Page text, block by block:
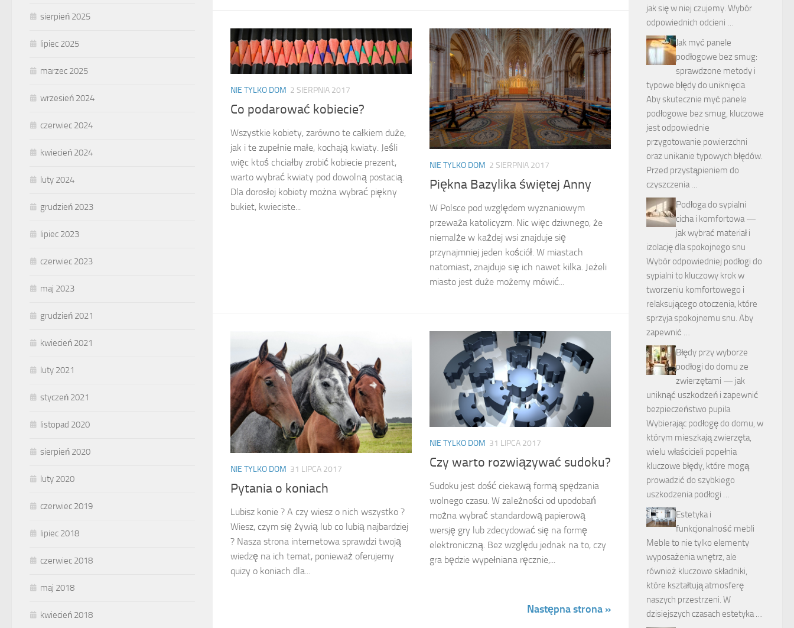
NIE TYLKO DOM 2 SIERPNIA 2017
Co podarować kobiecie?
Wszystkie kobiety, zarówno te całkiem duże,
jak i te zupełnie małe, kochają kwiaty. Jeśli
więc ktoś chciałby zrobić kobiecie prezent,
warto wybrać kwiaty pod dowolną postacią.
Dla dorosłej kobiety można wybrać piękny
bukiet, kwieciste...
NIE TYLKO DOM 2 SIERPNIA 2017
Piękna Bazylika świętej Anny
W Polsce pod względem wyznaniowym
przeważa katolicyzm. Nic więc dziwnego, że
niemalże w każdej wsi znajduje się
przynajmniej jeden kościół. W miastach
natomiast, znajduje się ich nawet kilka. Jeżeli
miasto jest duże możemy mówić...
NIE TYLKO DOM 31 LIPCA 2017
Pytania o koniach
Lubisz konie ? A czy wiesz o nich wszystko ?
Wiesz, czym się żywią lub co lubią najbardziej
? Nasza strona internetowa sprawdzi twoją
wiedzę na ich temat, ponieważ oferujemy
quizy o koniach dla...
NIE TYLKO DOM 31 LIPCA 2017
Czy warto rozwiązywać sudoku?
Sudoku jest dość ciekawą formą spędzania
wolnego czasu. W zależności od upodobań
można wybrać standardową papierową
wersję gry lub zdecydować się na formę
elektroniczną. Bez względu jednak na to, czy
gra będzie wypełniana ręcznie,...
Następna strona »
sierpień 2025
lipiec 2025
marzec 2025
wrzesień 2024
czerwiec 2024
kwiecień 2024
luty 2024
grudzień 2023
lipiec 2023
czerwiec 2023
maj 2023
grudzień 2021
kwiecień 2021
luty 2021
styczeń 2021
listopad 2020
sierpień 2020
luty 2020
czerwiec 2019
lipiec 2018
czerwiec 2018
maj 2018
kwiecień 2018
jak się w niej czujemy. Wybór
odpowiednich odcieni …
Jak myć panele
podłogowe bez smug:
sprawdzone metody i
typowe błędy do uniknięcia
Aby skutecznie myć panele
podłogowe bez smug, kluczowe
jest odpowiednie
przygotowanie powierzchni
oraz unikanie typowych błędów.
Przed przystąpieniem do
czyszczenia …
Podłoga do sypialni
cicha i komfortowa —
jak wybrać materiał i
izolację dla spokojnego snu
Wybór odpowiedniej podłogi do
sypialni to kluczowy krok w
tworzeniu komfortowego i
relaksującego otoczenia, które
sprzyja spokojnemu snu. Aby
zapewnić …
Błędy przy wyborze
podłogi do domu ze
zwierzętami — jak
uniknąć uszkodzeń i zapewnić
bezpieczeństwo pupila
Wybierając podłogę do domu, w
którym mieszkają zwierzęta,
wielu właścicieli popełnia
kluczowe błędy, które mogą
prowadzić do szybkiego
uszkodzenia podłogi …
Estetyka i
funkcjonalność mebli
Meble to nie tylko elementy
wyposażenia wnętrz, ale
również kluczowe składniki,
które kształtują atmosferę
naszych przestrzeni. W
dzisiejszych czasach estetyka …